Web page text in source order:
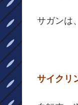
サガンは、
サイクリ